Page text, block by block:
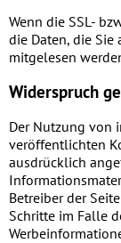
Wenn die SSL-
die Daten, die
mitgelesen
Widerspruch
Der Nutzung von
veröffentlichten
ausdrücklich
Betreiber der
Schritte im Falle